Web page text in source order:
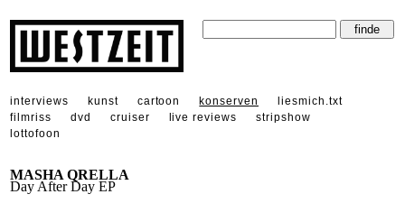
interviews kunst cartoon konserven
liesmich.txt
filmriss
dvd cruiser live reviews
stripshow
lottofoon
MASHA QRELLA
Day After Day EP